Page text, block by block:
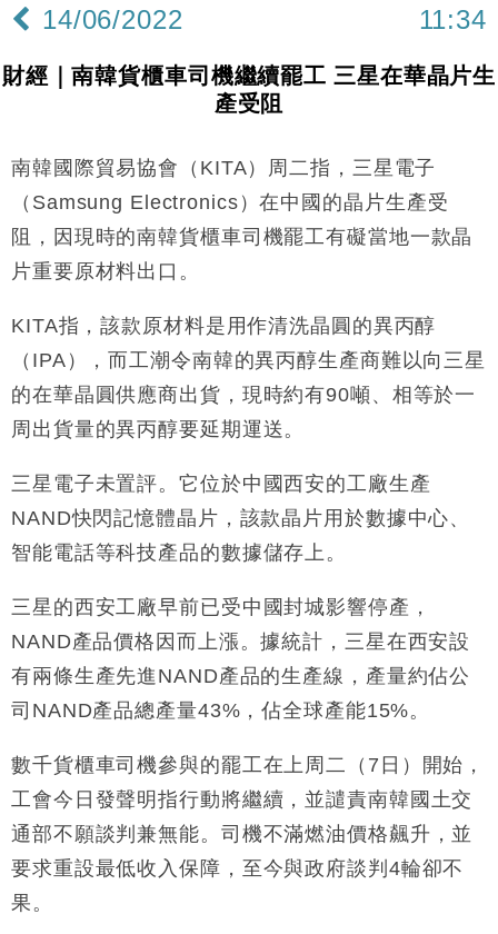
18:15
本地｜新世界K11 9月升級會員制度 增鉑金卡級別鎖
17:40
財經｜本港6月零售額連升14個月 珠寶鐘錶銷售升勢
50%
15:59
財經｜SA售股自救後再出手 斥4億美元押注未上市公
市場落地
東京半島
13:12
國際｜特朗普赴洛杉磯高球場活動前 男子攜槍彈被捕
12:30
財經｜香港7月PMI回落至51 企業擴張放慢兼縮減人
手
11:40
財經｜黑石傳再籌逾360億美元 支援Anthropic租用
Google晶片
財經｜美商務部擬擴大金屬關稅範圍 14類產品或加徵
25%
定高消費客群
17:40
財經｜本港6月零售額連升14個月 珠寶鐘錶銷售升勢
最強
16:33
財經｜滙控重啟最多10億美元回購 派息比率目標維持
50%
14/06/2022 11:34
財經｜南韓貨櫃車司機繼續罷工 三星在華晶片生
產受阻
南韓國際貿易協會（KITA）周二指，三星電子
（Samsung Electronics）在中國的晶片生產受
阻，因現時的南韓貨櫃車司機罷工有礙當地一款晶
片重要原材料出口。
KITA指，該款原材料是用作清洗晶圓的異丙醇
（IPA），而工潮令南韓的異丙醇生產商難以向三星
的在華晶圓供應商出貨，現時約有90噸、相等於一
周出貨量的異丙醇要延期運送。
三星電子未置評。它位於中國西安的工廠生產
NAND快閃記憶體晶片，該款晶片用於數據中心、
智能電話等科技產品的數據儲存上。
三星的西安工廠早前已受中國封城影響停產，
NAND產品價格因而上漲。據統計，三星在西安設
有兩條生產先進NAND產品的生產線，產量約佔公
司NAND產品總產量43%，佔全球產能15%。
數千貨櫃車司機參與的罷工在上周二（7日）開始，
工會今日發聲明指行動將繼續，並譴責南韓國土交
通部不願談判兼無能。司機不滿燃油價格飆升，並
要求重設最低收入保障，至今與政府談判4輪卻不
果。